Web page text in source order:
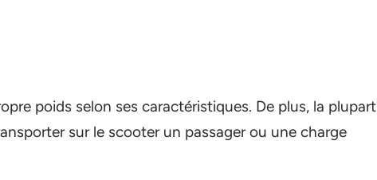
poids selon ses caractéristiques. De plus, la plupart
sur le scooter un passager ou une charge